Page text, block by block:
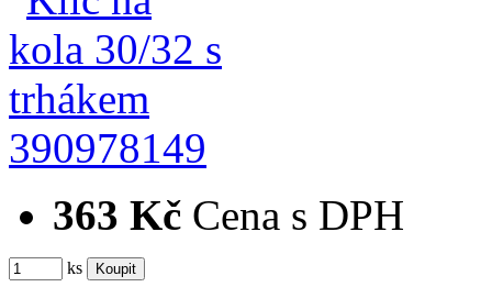
390978149
363 Kč Cena s DPH
ks